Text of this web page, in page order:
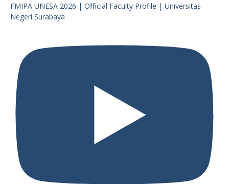
FMIPA UNESA 2026 | Official Faculty Profile | Universitas
Negeri Surabaya